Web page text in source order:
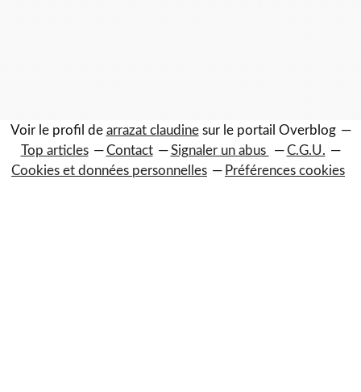
Voir le profil de arrazat claudinesur le portail Overblog
Top articles
Contact Signaler un abus
C.G.U.
Cookies et données personnelles
Préférences cookies